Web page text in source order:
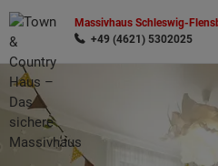
Massivhaus Schleswig-
+49 (4621) 5302025
Wonach möchten Sie